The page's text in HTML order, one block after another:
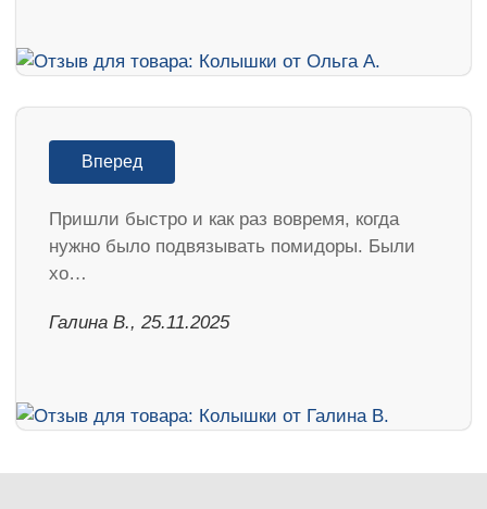
Вперед
Пришли быстро и как раз вовремя, когда
нужно было подвязывать помидоры. Были
хо…
Галина В., 25.11.2025